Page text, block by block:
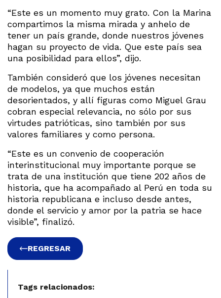
“Este es un momento muy grato. Con la Marina
compartimos la misma mirada y anhelo de
tener un país grande, donde nuestros jóvenes
hagan su proyecto de vida. Que este país sea
una posibilidad para ellos”, dijo.
También consideró que los jóvenes necesitan
de modelos, ya que muchos están
desorientados, y allí figuras como Miguel Grau
cobran especial relevancia, no sólo por sus
virtudes patrióticas, sino también por sus
valores familiares y como persona.
“Este es un convenio de cooperación
interinstitucional muy importante porque se
trata de una institución que tiene 202 años de
historia, que ha acompañado al Perú en toda su
historia republicana e incluso desde antes,
donde el servicio y amor por la patria se hace
visible”, finalizó.
REGRESAR
Tags relacionados: